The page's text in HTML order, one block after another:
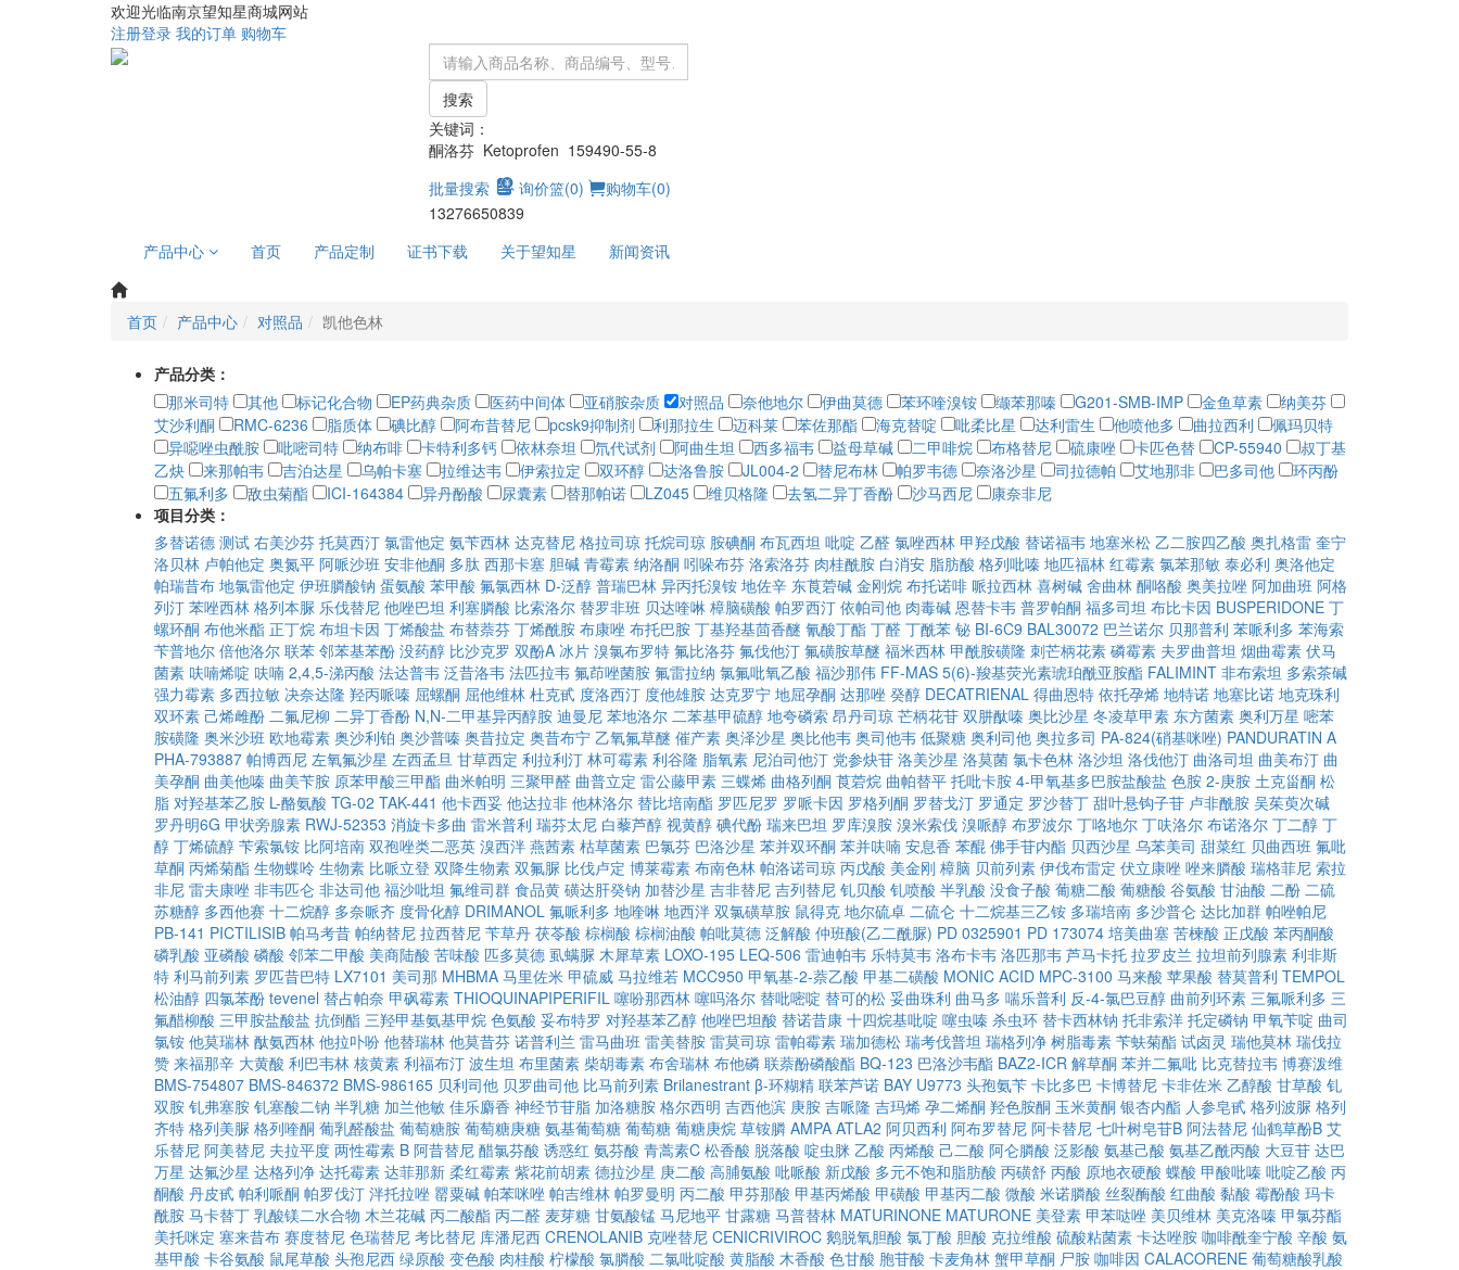
欢迎光临南京望知星商城网站
注册登录 我的订单 购物车
搜索
关键词：
酮洛芬 Ketoprofen 159490-55-8
批量搜索
询价篮(0) 购物车(0)
13276650839
产品中心
首页 产品定制 证书下载 关于望知星 新闻资讯
首页 产品中心 对照品 凯他色林
产品分类：
那米司特
其他 标记化合物 EP药典杂质 医药中间体 亚硝胺杂质 对照品 奈他地尔 伊曲莫德 苯环喹溴铵 缬苯那嗪 G201-SMB-IMP 金鱼草素
纳美芬
艾沙利酮
RMC-6236 脂质体 碘比醇 阿布昔替尼 pcsk9抑制剂 利那拉生 迈科莱 苯佐那酯 海克替啶 吡柔比星 达利雷生 他喷他多 曲拉西利
佩玛贝特
异噁唑虫酰胺
吡嘧司特 纳布啡 卡特利多钙 依林奈坦 氘代试剂 阿曲生坦 西多福韦 益母草碱 二甲啡烷 布格替尼 硫康唑 卡匹色替 CP-55940
叔丁基
乙炔
来那帕韦 吉泊达星 乌帕卡塞 拉维达韦 伊索拉定 双环醇 达洛鲁胺 JL004-2 替尼布林 帕罗韦德 奈洛沙星 司拉德帕 艾地那非 巴多司他
环丙酚
五氟利多
敌虫菊酯 ICI-164384 异丹酚酸 尿囊素 替那帕诺 LZ045 维贝格隆 去氢二异丁香酚 沙马西尼
康奈非尼
项目分类：
多替诺德 测试 右美沙芬 托莫西汀 氯雷他定 氨苄西林 达克替尼 格拉司琼 托烷司琼 胺碘酮 布瓦西坦 吡啶 乙醛 氯唑西林 甲羟戊酸 替诺福韦 地塞米松 乙二胺四乙酸 奥扎格雷 奎宁
洛贝林 卢帕他定 奥氮平 阿哌沙班 安非他酮 多肽 西那卡塞 胆碱 青霉素 纳洛酮 吲哚布芬 洛索洛芬 肉桂酰胺 白消安 脂肪酸 格列吡嗪 地匹福林 红霉素 氯苯那敏 泰必利 奥洛他定
帕瑞昔布 地氯雷他定 伊班膦酸钠 蛋氨酸 苯甲酸 氟氯西林 D-泛醇 普瑞巴林 异丙托溴铵 地佐辛 东莨菪碱 金刚烷 布托诺啡 哌拉西林 喜树碱 舍曲林 酮咯酸 奥美拉唑 阿加曲班 阿格
列汀 苯唑西林 格列本脲 乐伐替尼 他唑巴坦 利塞膦酸 比索洛尔 替罗非班 贝达喹啉 樟脑磺酸 帕罗西汀 依帕司他 肉毒碱 恩替卡韦 普罗帕酮 福多司坦 布比卡因 BUSPERIDONE 丁
螺环酮 布他米酯 正丁烷 布坦卡因 丁烯酸盐 布替萘芬 丁烯酰胺 布康唑 布托巴胺 丁基羟基茴香醚 氰酸丁酯 丁醛 丁酰苯 铋 BI-6C9 BAL30072 巴兰诺尔 贝那普利 苯哌利多 苯海索
苄普地尔 倍他洛尔 联苯 邻苯基苯酚 没药醇 比沙克罗 双酚A 冰片 溴氯布罗特 氟比洛芬 氟伐他汀 氟磺胺草醚 福米西林 甲酰胺磺隆 刺芒柄花素 磷霉素 夫罗曲普坦 烟曲霉素 伏马
菌素 呋喃烯啶 呋喃 2,4,5-涕丙酸 法达普韦 泛昔洛韦 法匹拉韦 氟茚唑菌胺 氟雷拉纳 氯氟吡氧乙酸 福沙那伟 FF-MAS 5(6)-羧基荧光素琥珀酰亚胺酯 FALIMINT 非布索坦 多索茶碱
强力霉素 多西拉敏 决奈达隆 羟丙哌嗪 屈螺酮 屈他维林 杜克甙 度洛西汀 度他雄胺 达克罗宁 地屈孕酮 达那唑 癸醇 DECATRIENAL 得曲恩特 依托孕烯 地特诺 地塞比诺 地克珠利
双环素 己烯雌酚 二氟尼柳 二异丁香酚 N,N-二甲基异丙醇胺 迪曼尼 苯地洛尔 二苯基甲硫醇 地夸磷索 昂丹司琼 芒柄花苷 双肼酞嗪 奥比沙星 冬凌草甲素 东方菌素 奥利万星 嘧苯
胺磺隆 奥米沙班 欧地霉素 奥沙利铂 奥沙普嗪 奥昔拉定 奥昔布宁 乙氧氟草醚 催产素 奥泽沙星 奥比他韦 奥司他韦 低聚糖 奥利司他 奥拉多司 PA-824(硝基咪唑) PANDURATIN A
PHA-793887 帕博西尼 左氧氟沙星 左西孟旦 甘草西定 利拉利汀 林可霉素 利谷隆 脂氧素 尼泊司他汀 党参炔苷 洛美沙星 洛莫菌 氯卡色林 洛沙坦 洛伐他汀 曲洛司坦 曲美布汀 曲
美孕酮 曲美他嗪 曲美苄胺 原苯甲酸三甲酯 曲米帕明 三聚甲醛 曲普立定 雷公藤甲素 三蝶烯 曲格列酮 莨菪烷 曲帕替平 托吡卡胺 4-甲氧基多巴胺盐酸盐 色胺 2-庚胺 土克甾酮 松
脂 对羟基苯乙胺 L-酪氨酸 TG-02 TAK-441 他卡西妥 他达拉非 他林洛尔 替比培南酯 罗匹尼罗 罗哌卡因 罗格列酮 罗替戈汀 罗通定 罗沙替丁 甜叶悬钩子苷 卢非酰胺 吴茱萸次碱
罗丹明6G 甲状旁腺素 RWJ-52353 消旋卡多曲 雷米普利 瑞芬太尼 白藜芦醇 视黄醇 碘代酚 瑞来巴坦 罗库溴胺 溴米索伐 溴哌醇 布罗波尔 丁咯地尔 丁呋洛尔 布诺洛尔 丁二醇 丁
醇 丁烯硫醇 苄索氯铵 比阿培南 双孢唑类二恶英 溴西泮 燕茜素 枯草菌素 巴氯芬 巴洛沙星 苯并双环酮 苯并呋喃 安息香 苯醌 佛手苷内酯 贝西沙星 乌苯美司 甜菜红 贝曲西班 氟吡
草酮 丙烯菊酯 生物蝶呤 生物素 比哌立登 双降生物素 双氟脲 比伐卢定 博莱霉素 布南色林 帕洛诺司琼 丙戊酸 美金刚 樟脑 贝前列素 伊伐布雷定 伏立康唑 唑来膦酸 瑞格菲尼 索拉
非尼 雷夫康唑 非韦匹仑 非达司他 福沙吡坦 氟维司群 食品黄 磺达肝癸钠 加替沙星 吉非替尼 吉列替尼 钆贝酸 钆喷酸 半乳酸 没食子酸 葡糖二酸 葡糖酸 谷氨酸 甘油酸 二酚 二硫
苏糖醇 多西他赛 十二烷醇 多奈哌齐 度骨化醇 DRIMANOL 氟哌利多 地喹啉 地西泮 双氯磺草胺 鼠得克 地尔硫卓 二硫仑 十二烷基三乙铵 多瑞培南 多沙普仑 达比加群 帕唑帕尼
PB-141 PICTILISIB 帕马考昔 帕纳替尼 拉西替尼 苄草丹 茯苓酸 棕榈酸 棕榈油酸 帕吡莫德 泛解酸 仲班酸(乙二酰脲) PD 0325901 PD 173074 培美曲塞 苦楝酸 正戊酸 苯丙酮酸
磷乳酸 亚磷酸 磷酸 邻苯二甲酸 美商陆酸 苦味酸 匹多莫德 虱螨脲 木犀草素 LOXO-195 LEQ-506 雷迪帕韦 乐特莫韦 洛布卡韦 洛匹那韦 芦马卡托 拉罗皮兰 拉坦前列腺素 利非斯
特 利马前列素 罗匹昔巴特 LX7101 美司那 MHBMA 马里佐米 甲硫威 马拉维若 MCC950 甲氧基-2-萘乙酸 甲基二磺酸 MONIC ACID MPC-3100 马来酸 苹果酸 替莫普利 TEMPOL
松油醇 四氯苯酚 tevenel 替占帕奈 甲砜霉素 THIOQUINAPIPERIFIL 噻吩那西林 噻吗洛尔 替吡嘧啶 替可的松 妥曲珠利 曲马多 喘乐普利 反-4-氯巴豆醇 曲前列环素 三氟哌利多 三
氟醋柳酸 三甲胺盐酸盐 抗倒酯 三羟甲基氨基甲烷 色氨酸 妥布特罗 对羟基苯乙醇 他唑巴坦酸 替诺昔康 十四烷基吡啶 噻虫嗪 杀虫环 替卡西林钠 托非索洋 托定磷钠 甲氧苄啶 曲司
氯铵 他莫瑞林 酞氨西林 他拉卟吩 他替瑞林 他莫昔芬 诺普利兰 雷马曲班 雷美替胺 雷莫司琼 雷帕霉素 瑞加德松 瑞考伐普坦 瑞格列净 树脂毒素 苄蚨菊酯 试卤灵 瑞他莫林 瑞伐拉
赞 来福那辛 大黄酸 利巴韦林 核黄素 利福布汀 波生坦 布里菌素 柴胡毒素 布舍瑞林 布他磷 联萘酚磷酸酯 BQ-123 巴洛沙韦酯 BAZ2-ICR 解草酮 苯并二氟吡 比克替拉韦 博赛泼维
BMS-754807 BMS-846372 BMS-986165 贝利司他 贝罗曲司他 比马前列素 Brilanestrant β-环糊精 联苯芦诺 BAY U9773 头孢氨苄 卡比多巴 卡博替尼 卡非佐米 乙醇酸 甘草酸 钆
双胺 钆弗塞胺 钆塞酸二钠 半乳糖 加兰他敏 佳乐麝香 神经节苷脂 加洛糖胺 格尔西明 吉西他滨 庚胺 吉哌隆 吉玛烯 孕二烯酮 羟色胺酮 玉米黄酮 银杏内酯 人参皂甙 格列波脲 格列
齐特 格列美脲 格列喹酮 葡乳醛酸盐 葡萄糖胺 葡萄糖庚糖 氨基葡萄糖 葡萄糖 葡糖庚烷 草铵膦 AMPA ATLA2 阿贝西利 阿布罗替尼 阿卡替尼 七叶树皂苷B 阿法替尼 仙鹤草酚B 艾
乐替尼 阿美替尼 夫拉平度 两性霉素 B 阿昔替尼 醋氯芬酸 诱惑红 氨芬酸 青蒿素C 松香酸 脱落酸 啶虫脒 乙酸 丙烯酸 己二酸 阿仑膦酸 泛影酸 氨基己酸 氨基乙酰丙酸 大豆苷 达巴
万星 达氟沙星 达格列净 达托霉素 达菲那新 柔红霉素 紫花前胡素 德拉沙星 庚二酸 高脯氨酸 吡哌酸 新戊酸 多元不饱和脂肪酸 丙磺舒 丙酸 原地衣硬酸 蝶酸 甲酸吡嗪 吡啶乙酸 丙
酮酸 丹皮甙 帕利哌酮 帕罗伐汀 泮托拉唑 罂粟碱 帕苯咪唑 帕吉维林 帕罗曼明 丙二酸 甲芬那酸 甲基丙烯酸 甲磺酸 甲基丙二酸 微酸 米诺膦酸 丝裂酶酸 红曲酸 黏酸 霉酚酸 玛卡
酰胺 马卡替丁 乳酸镁二水合物 木兰花碱 丙二酸酯 丙二醛 麦芽糖 甘氨酸锰 马尼地平 甘露糖 马普替林 MATURINONE MATURONE 美登素 甲苯哒唑 美贝维林 美克洛嗪 甲氯芬酯
美托咪定 塞来昔布 赛度替尼 色瑞替尼 考比替尼 库潘尼西 CRENOLANIB 克唑替尼 CENICRIVIROC 鹅脱氧胆酸 氯丁酸 胆酸 克拉维酸 硫酸粘菌素 卡达唑胺 咖啡酰奎宁酸 辛酸 氨
基甲酸 卡谷氨酸 鼠尾草酸 头孢尼西 绿原酸 变色酸 肉桂酸 柠檬酸 氯膦酸 二氯吡啶酸 黄脂酸 木香酸 色甘酸 胞苷酸 卡麦角林 蟹甲草酮 尸胺 咖啡因 CALACORENE 葡萄糖酸乳酸